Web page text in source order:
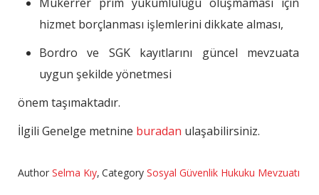
hizmet borçlanması işlemlerini dikkate alması,
Bordro ve SGK kayıtlarını güncel mevzuata
uygun şekilde yönetmesi
önem taşımaktadır.
İlgili Genelge metnine buradan ulaşabilirsiniz.
Author Selma Kıy, Category Sosyal Güvenlik Hukuku Mevzuatı